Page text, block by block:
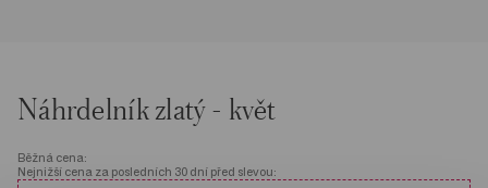
Náhrdelník zlatý - květ
Běžná cena:
Nejnižší cena za posledních 30 dní před slevou: